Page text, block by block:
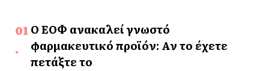
Ο ΕΟΦ ανακαλεί γνωστό
φαρμακευτικό προϊόν: Αν το έχετε
πετάξτε το